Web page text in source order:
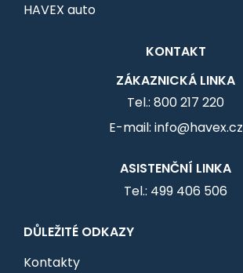
HAVEX auto
KONTAKT
ZÁKAZNICKÁ LINKA
Tel.: 800 217 220
E-mail: info@havex.cz
ASISTENČNÍ LINKA
Tel.: 499 406 506
DŮLEŽITÉ ODKAZY
Kontakty